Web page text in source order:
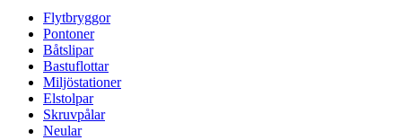
Flytbryggor
Pontoner
Båtslipar
Bastuflottar
Miljöstationer
Elstolpar
Skruvpålar
Neular